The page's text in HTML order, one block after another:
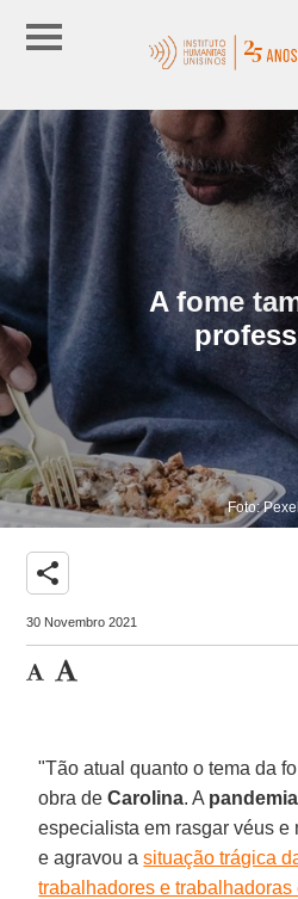
A fome
Foto:
share
30 Novembro 2021
"Tão atual quanto o tema da
obra deCarolina. A
especialista em rasgar véus e
e agravou asituação trágica
trabalhadores e trabalhadoras